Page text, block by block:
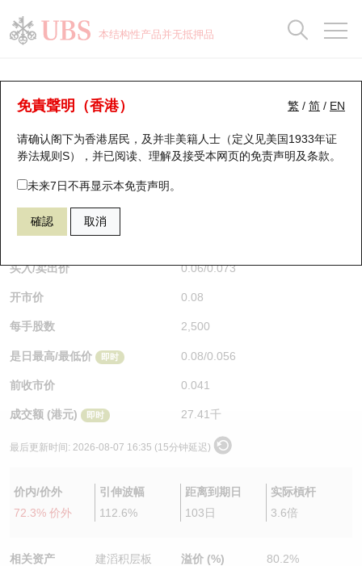
本结构性产品并无抵押品
繁 / 简 / EN
免責聲明（香港）
请确认阁下为香港居民，及并非美籍人士（定义见美国1933年证
券法规则S），并已阅读、理解及接受本网页的免责声明及条款。
未来7日不再显示本免责声明。
確認 取消
认股证分析仪
表现 街货统计 比较
29594 瑞银认购 1888 建滔积层板
$0.06 0.019 (+46.34%)
买入/卖出价 0.06/0.073
开市价 0.08
每手股数 2,500
是日最高/最低价 即时 0.08/0.056
前收市价 0.041
成交额 (港元) 即时 27.41千
最后更新时间: 2026-08-07 16:35 (15分钟延迟)
价内/价外
72.3% 价外
引伸波幅
112.6%
距离到期日
103日
实际槓杆
3.6倍
相关资产 建滔积层板 溢价 (%) 80.2%
瑞银认股证一览
新发行瑞银认股证
即将到期认股证
认股证到期结算价查找
认股证分析仪
认股证速算机
认股证/牛熊证日志
认股证文件及公告
街货统计
比较
牛熊全景快搜
牛熊证搜寻
牛熊证街货分布图
正股牛熊证列表
新发行瑞银牛熊证
已收回牛熊证剩余价值
牛熊证到期结算价查找
牛熊证分析仪
街货统计
比较
十大升幅/跌幅
十大认股证成交分布
十天股证占大市成交
资金流
街货统计
三十大平均引伸波幅
正股分析仪
二十大活跃股份
恒指成份股
国指成份股
科指成份股
相关资产沽空
中资ETFs溢价比较
AH 股价对照
持股比重
显示所有持股比重
每月轮证大市专题
轮证专栏
讲座及教育短片
认股证投资者教育
牛熊证投资者教育
认股证牛熊证常问问题